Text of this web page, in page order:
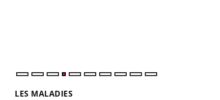
LES MALADIES